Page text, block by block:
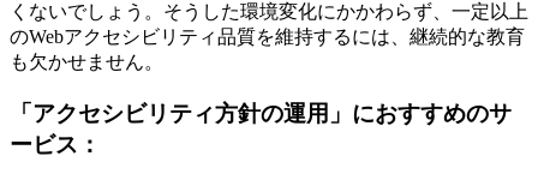
くないでしょう。そうした環境変化にかかわらず、一定以上
のWebアクセシビリティ品質を維持するには、継続的な教育
も欠かせません。
「アクセシビリティ方針の運用」におすすめのサ
ービス：